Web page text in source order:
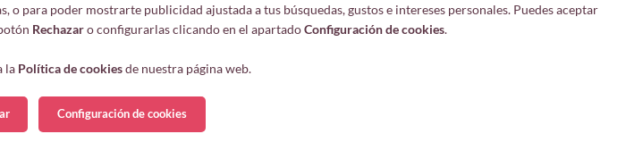
Your safety data
Privacy policy
Development and hosting
para poder mostrarte publicidad ajustada a tus búsquedas, gustos e intereses personales. Puedes aceptar
Rechazaro configurarlas clicando en el apartadoConfiguración de cookies.
la Política de cookiesde nuestra página web.
Configuración de cookies